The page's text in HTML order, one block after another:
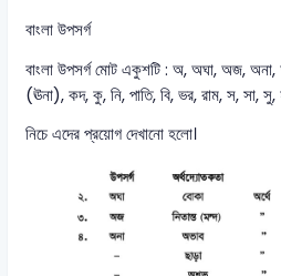
বাংলা উপসর্গ
বাংলা উপসর্গ মোট একুশটি : অ, অঘা, অজ,
(ঊনা), কদ, কু, নি, পাতি, বি, ভর, রাম, স, সা, সু,
নিচে এদের প্রয়োগ দেখানো হলো।